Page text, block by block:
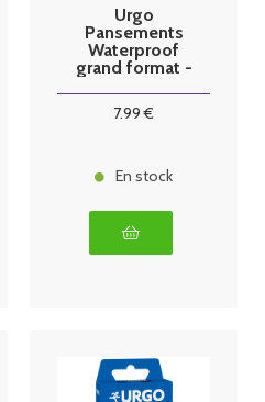
Urgo
Pansements
Waterproof
grand format -
7.99 €
En stock